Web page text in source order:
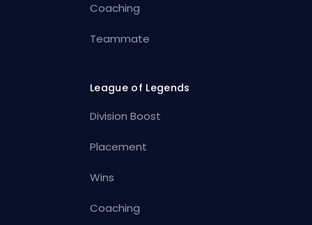
Coaching
Teammate
League of Legends
Division Boost
Placement
Wins
Coaching